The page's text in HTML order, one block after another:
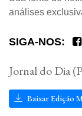
análises
SIGA-NOS:
Jornal do Dia
Baixar Edição